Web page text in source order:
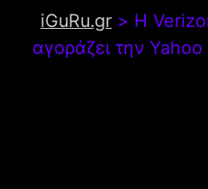
iGuRu.gr > Η
αγοράζει την Yahoo